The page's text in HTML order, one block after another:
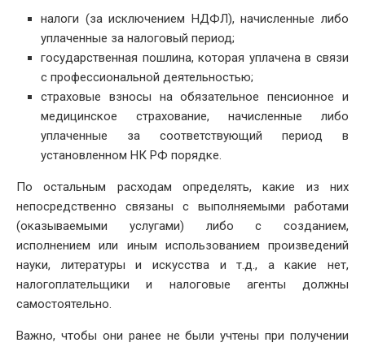
налоги (за исключением НДФЛ), начисленные либо
уплаченные за налоговый период;
государственная пошлина, которая уплачена в связи
с профессиональной деятельностью;
страховые взносы на обязательное пенсионное и
медицинское страхование, начисленные либо
уплаченные за соответствующий период в
установленном НК РФ порядке.
По остальным расходам определять, какие из них
непосредственно связаны с выполняемыми работами
(оказываемыми услугами) либо с созданием,
исполнением или иным использованием произведений
науки, литературы и искусства и т.д., а какие нет,
налогоплательщики и налоговые агенты должны
самостоятельно.
Важно, чтобы они ранее не были учтены при получении